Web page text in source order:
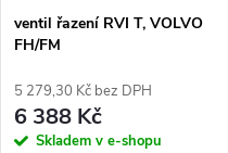
ventil řazení RVI T, VOLVO
FH/FM
5 279,30 Kč bez DPH
6 388 Kč
Skladem v e-shopu